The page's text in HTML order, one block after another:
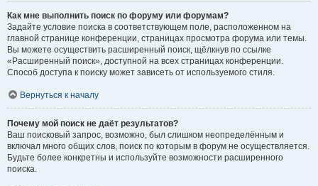
Как мне выполнить поиск по форуму или форумам?
Задайте условие поиска в соответствующем поле, расположенном на
главной странице конференции, страницах просмотра форума или темы.
Вы можете осуществить расширенный поиск, щёлкнув по ссылке
«Расширенный поиск», доступной на всех страницах конференции.
Способ доступа к поиску может зависеть от используемого стиля.
Вернуться к началу
Почему мой поиск не даёт результатов?
Ваш поисковый запрос, возможно, был слишком неопределённым и
включал много общих слов, поиск по которым в форум не осуществляется.
Будьте более конкретны и используйте возможности расширенного
поиска.